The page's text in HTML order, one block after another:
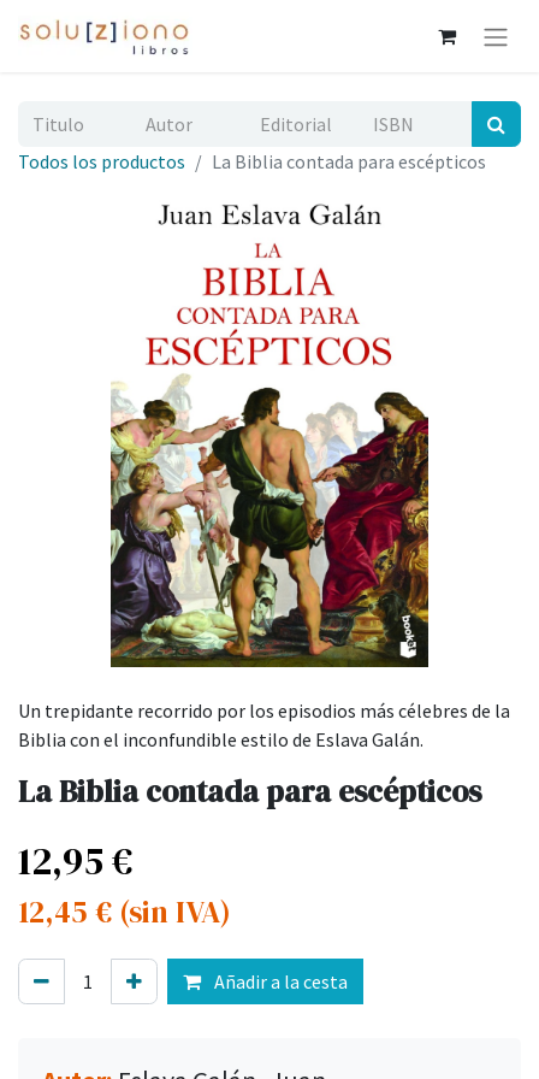
Todos los productos La Biblia contada para escépticos
Un trepidante recorrido por los episodios más célebres de la
Biblia con el inconfundible estilo de Eslava Galán.
La Biblia contada para escépticos
12,95€
12,45 € (sin IVA)
Añadir a la cesta